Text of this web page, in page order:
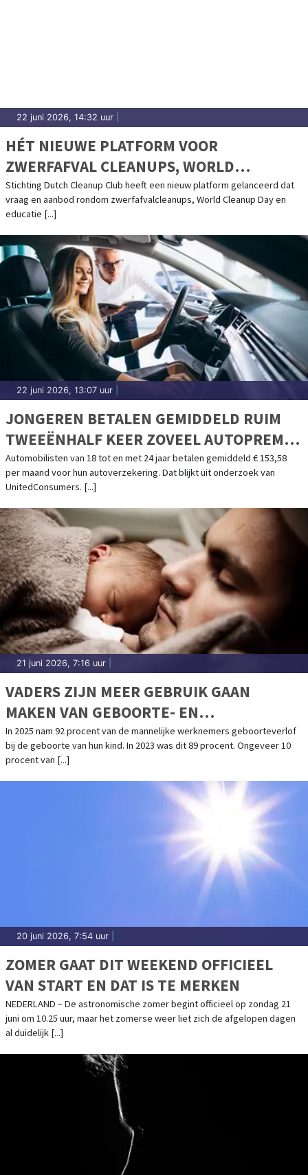
22 juni 2026, 14:32 uur
HÉT NIEUWE PLATFORM VOOR
ZWERFAFVAL CLEANUPS, WORLD
CLEANUP DAY EN EDUCATIE: DUTCH
CLEANUP CLUB
Stichting Dutch Cleanup Club heeft een nieuw platform gelanceerd dat
vraag en aanbod rondom zwerfafvalcleanups, World Cleanup Day en
educatie [...]
22 juni 2026, 13:07 uur
JONGEREN BETALEN GEMIDDELD RUIM
TWEEËNHALF KEER ZOVEEL AUTOPREMIE
ALS OUDEREN
Automobilisten van 18 tot en met 24 jaar betalen gemiddeld € 153,58
per maand voor hun autoverzekering. Dat blijkt uit onderzoek van
UnitedConsumers. [...]
21 juni 2026, 7:16 uur
VADERS ZIJN MEER GEBRUIK GAAN
MAKEN VAN GEBOORTE- EN
OUDERSCHAPSVERLOF
In 2025 nam 92 procent van de mannelijke werknemers geboorteverlof
bij de geboorte van hun kind. In 2023 was dit 89 procent. Ongeveer 10
procent van [...]
20 juni 2026, 7:54 uur
ZOMER GAAT DIT WEEKEND OFFICIEEL
VAN START EN DAT IS TE MERKEN
NEDERLAND – De astronomische zomer begint officieel op zondag 21
juni om 10.25 uur, maar het zomerse weer liet zich de afgelopen dagen
al duidelijk [...]